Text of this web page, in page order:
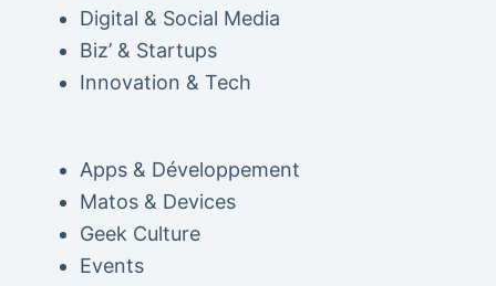
Digital & Social Media
Biz’ & Startups
Innovation & Tech
Apps & Développement
Matos & Devices
Geek Culture
Events